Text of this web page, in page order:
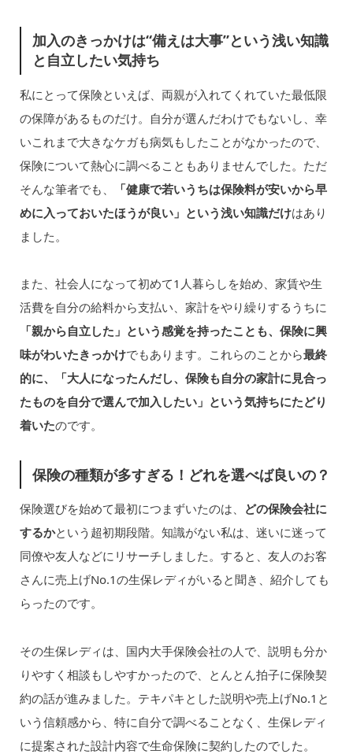
加入のきっかけは“備えは大事”という浅い知識
と自立したい気持ち
私にとって保険といえば、両親が入れてくれていた最低限
の保障があるものだけ。自分が選んだわけでもないし、幸
いこれまで大きなケガも病気もしたことがなかったので、
保険について熱心に調べることもありませんでした。ただ
そんな筆者でも、
「健康で若いうちは保険料が安いから早
めに入っておいたほうが良い」という浅い知識だけはあり
ました。
また、社会人になって初めて1人暮らしを始め、家賃や生
活費を自分の給料から支払い、家計をやり繰りするうちに
「親から自立した」という感覚を持ったことも、保険に興
味がわいたきっかけでもあります。これらのことから最終
的に、「大人になったんだし、保険も自分の家計に見合っ
たものを自分で選んで加入したい」という気持ちにたどり
着いたのです。
保険の種類が多すぎる！どれを選べば良いの？
保険選びを始めて最初につまずいたのは、
どの保険会社に
するかという超初期段階。知識がない私は、迷いに迷って
同僚や友人などにリサーチしました。すると、友人のお客
さんに売上げNo.1の生保レディがいると聞き、紹介しても
らったのです。
その生保レディは、国内大手保険会社の人で、説明も分か
りやすく相談もしやすかったので、とんとん拍子に保険契
約の話が進みました。テキパキとした説明や売上げNo.1と
いう信頼感から、特に自分で調べることなく、生保レディ
に提案された設計内容で生命保険に契約したのでした。